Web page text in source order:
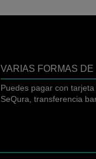
VARIAS FORMAS DE
Puedes pagar con
SeQura, transferencia